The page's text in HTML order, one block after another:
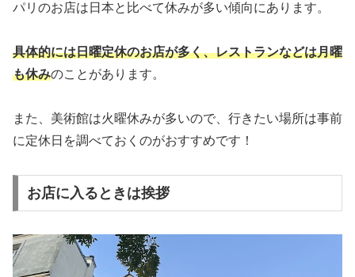
パリのお店は日本と比べて休みが多い傾向にあります。
具体的には日曜定休のお店が多く、レストランなどは月曜
も休みのことがあります。
また、美術館は火曜休みが多いので、行きたい場所は事前
に定休日を調べておくのがおすすめです！
お店に入るときは挨拶